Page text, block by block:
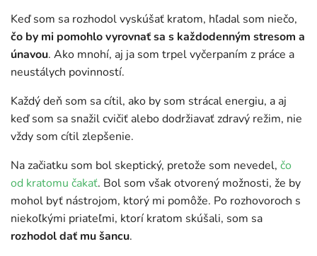
Keď som sa rozhodol vyskúšať kratom, hľadal som niečo,
čo by mi pomohlo vyrovnať sa s každodenným stresom a
únavou. Ako mnohí, aj ja som trpel vyčerpaním z práce a
neustálych povinností.
Každý deň som sa cítil, ako by som strácal energiu, a aj
keď som sa snažil cvičiť alebo dodržiavať zdravý režim, nie
vždy som cítil zlepšenie.
Na začiatku som bol skeptický, pretože som nevedel, čo
od kratomu čakať. Bol som však otvorený možnosti, že by
mohol byť nástrojom, ktorý mi pomôže. Po rozhovoroch s
niekoľkými priateľmi, ktorí kratom skúšali, som sa
rozhodol dať mu šancu.